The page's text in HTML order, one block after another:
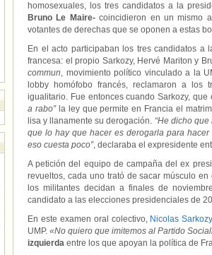
homosexuales, los tres candidatos a la
Bruno Le Maire-coincidieron en un mismo
votantes de derechas que se oponen a estas
En el acto participaban los tres candidatos a
francesa: el propio Sarkozy, Hervé Mariton y
commun, movimiento político vinculado a la
lobby homófobo francés, reclamaron a los
igualitario. Fue entonces cuando Sarkozy,
a rabo” la ley que permite en Francia el
lisa y llanamente su derogación. “He dicho
que lo hay que hacer es derogarla para
eso cuesta poco”, declaraba el expresidente
A petición del equipo de campaña del ex
revueltos, cada uno trató de sacar músculo
los militantes decidan a finales de
candidato a las elecciones presidenciales de
En este examen oral colectivo, Nicolas
UMP.«No quiero que imitemos al Partido
izquierda entre los que apoyan la política de